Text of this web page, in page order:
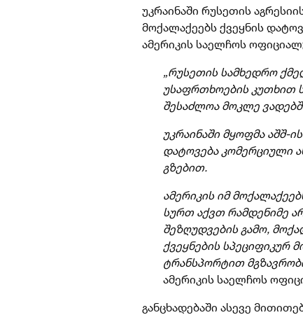
უკრაინაში რუსეთის
მოქალაქეებს ქვეყნის
ამერიკის საელჩოს
„რუსეთის სამხედრო
უსაფრთხოების კუთხით
შესაძლოა მოკლე
უკრაინაში მყოფმა აშშ-
დატოვება კომერციული
გზებით.
ამერიკის იმ
სურთ აქვთ რამდენიმე
შეზღუდვების გამო,
ქვეყნების სპეციფიკურ
ტრანსპორტით
ამერიკის საელჩოს
განცხადებაში ასევე